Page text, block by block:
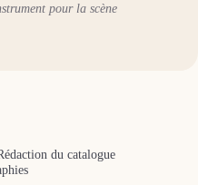
pour la scène
du catalogue